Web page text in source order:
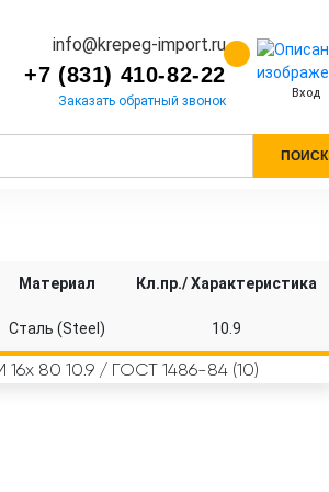
info@krepeg-import.ru
+7 (831) 410-82-22
Заказать обратный звонок Вход
ПОИСК
Материал Кл.пр./ Характеристика
Сталь (Steel) 10.9